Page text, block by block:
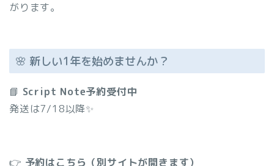
がります。
🌸 新しい1年を始めませんか？
📘 Script Note予約受付中
発送は7/18以降✨
👉 予約はこちら（別サイトが開きます）